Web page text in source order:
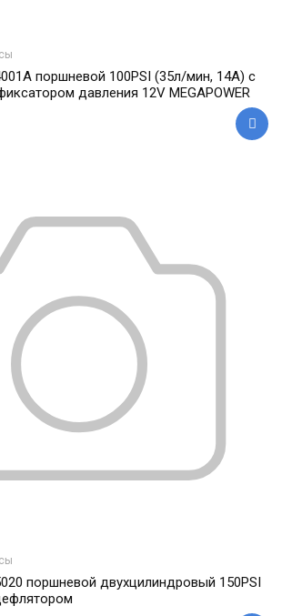
поршневой 100PSI (35л/мин, 14А) с
давления 12V MEGAPOWER
поршневой двухцилиндровый 150PSI